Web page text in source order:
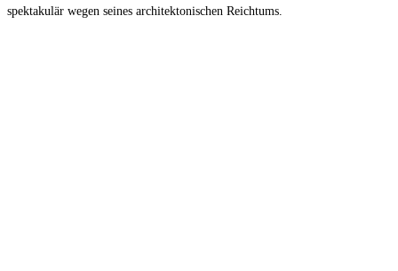
spektakulär wegen seines architektonischen Reichtums.